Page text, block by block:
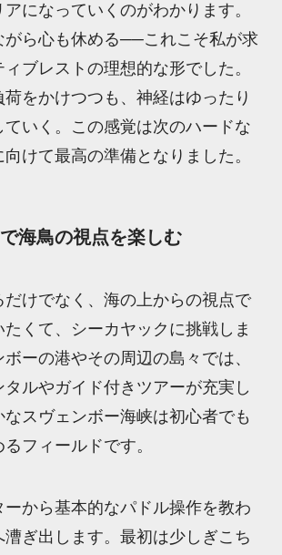
になっていくのがわかります。
がら心も休める──これこそ私が求
ブレストの理想的な形でした。
をかけつつも、神経はゆったり
ていく。この感覚は次のハードな
向けて最高の準備となりました。
海鳥の視点を楽しむ
だけでなく、海の上からの視点で
くて、シーカヤックに挑戦しま
ーの港やその周辺の島々では、
タルやガイド付きツアーが充実し
スヴェンボー海峡は初心者でも
フィールドです。
ーから基本的なパドル操作を教わ
漕ぎ出します。最初は少しぎこち